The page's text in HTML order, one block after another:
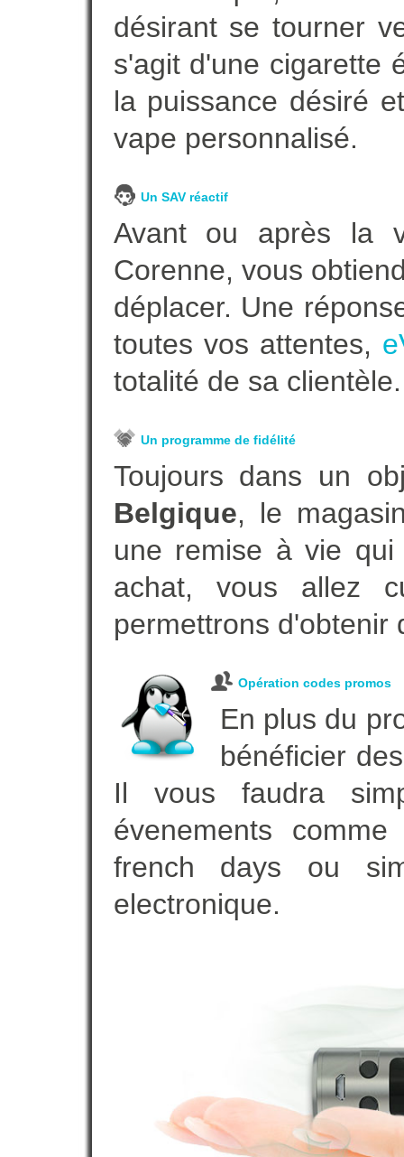
désirant se tourner
s'agit d'une cigarette
la puissance désiré
vape personnalisé.
Un SAV réactif
Avant ou après la
Corenne, vous
déplacer. Une
toutes vos attentes,
totalité de sa clientèle.
Un programme de fidélité
Toujours dans un
Belgique, le
une remise à vie qui
achat, vous allez
permettrons d'obtenir
Opération codes promos
En plus du
bénéficier
Il vous faudra
évenements
french days ou
electronique.